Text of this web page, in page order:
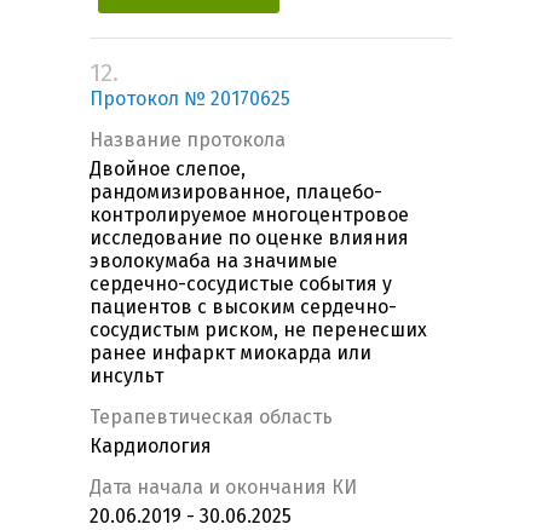
12.
Протокол № 20170625
Название протокола
Двойное слепое,
рандомизированное, плацебо-
контролируемое многоцентровое
исследование по оценке влияния
эволокумаба на значимые
сердечно-сосудистые события у
пациентов с высоким сердечно-
сосудистым риском, не перенесших
ранее инфаркт миокарда или
инсульт
Терапевтическая область
Кардиология
Дата начала и окончания КИ
20.06.2019 - 30.06.2025